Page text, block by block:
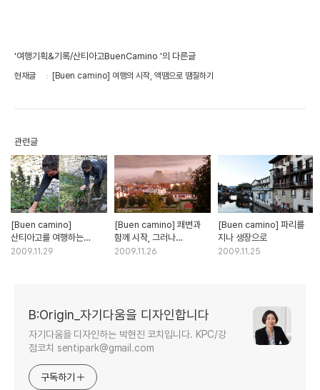
'여행기획&기록/산티아고BuenCamino '의 다른글
현재글 [Buen camino] 여행의 시작, 액땜으로 땜질하기
관련글
[Buen camino]
산티아고를 여행하는
히치하이커
2009.11.29
[Buen camino] 쾌변과
함께 시작, 그러나
제자리걸음
2009.11.26
[Buen camino] 파리를
지나 생장으로
2009.11.25
B:Origin_자기다움을 디자인합니다
자기다움을 디자인하는 박현진 코치입니다. KPC/강
점코치 sentipark@gmail.com
구독하기